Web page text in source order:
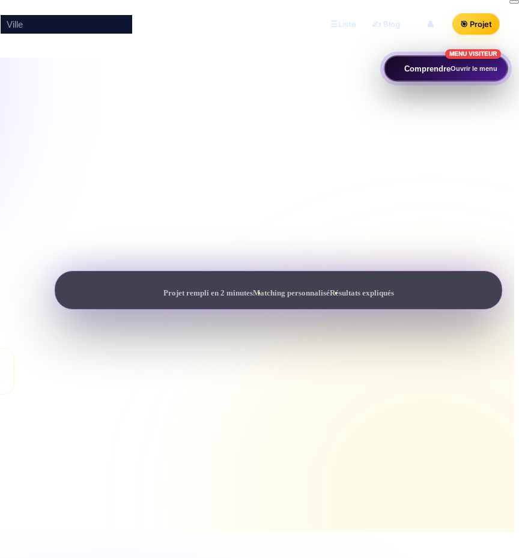
Liste ✍️ Blog 👤 🎯 Projet
Projet rempli en 2 minutesMatching personnaliséRésultats expliqués
MENU VISITEUR
ComprendreOuvrir le menu